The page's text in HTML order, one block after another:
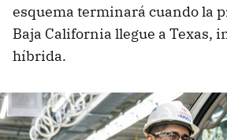
esquema terminará cuando la
Baja California llegue a Texas,
híbrida.